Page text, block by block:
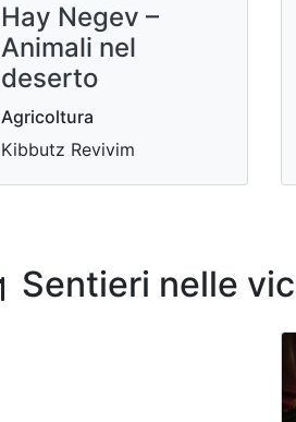
Hay Negev –
Animali nel
deserto
Agricoltura
Kibbutz Revivim
Sentieri nelle